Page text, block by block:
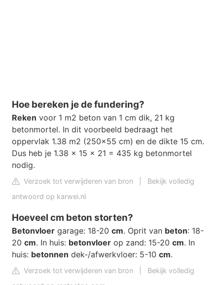
Hoe bereken je de fundering?
Reken voor 1 m2 beton van 1 cm dik, 21 kg
betonmortel. In dit voorbeeld bedraagt het
oppervlak 1.38 m2 (250x55 cm) en de dikte 15 cm.
Dus heb je 1.38 x 15 x 21 = 435 kg betonmortel
nodig.
Verzoek tot verwijderen van bron
Bekijk volledig
antwoord op karwei.nl
Hoeveel cm beton storten?
Betonvloer garage: 18-20 cm. Oprit van beton: 18-
20 cm. In huis: betonvloer op zand: 15-20 cm. In
huis: betonnen dek-/afwerkvloer: 5-10 cm.
Verzoek tot verwijderen van bron
Bekijk volledig